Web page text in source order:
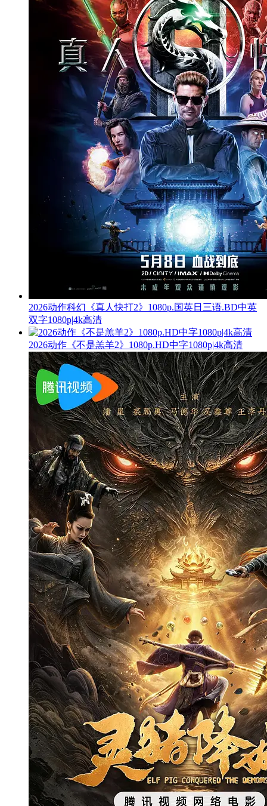
2026动作科幻《真人快打2》1080p.国英日三语.BD中英
双字1080p|4k高清
2026动作《不是羔羊2》1080p.HD中字1080p|4k高清